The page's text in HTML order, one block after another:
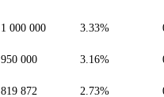
1 000 000 3.33%
950 000 3.16%
819 872 2.73%